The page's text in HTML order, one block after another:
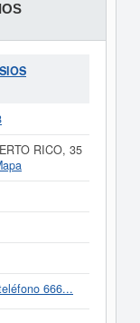
RICO, 35
666...